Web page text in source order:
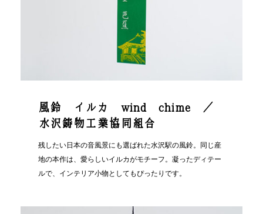
風鈴 イルカ wind chime ／
水沢鋳物工業協同組合
残したい日本の音風景にも選ばれた水沢駅の風鈴。同じ産
地の本作は、愛らしいイルカがモチーフ。凝ったディテー
ルで、インテリア小物としてもぴったりです。